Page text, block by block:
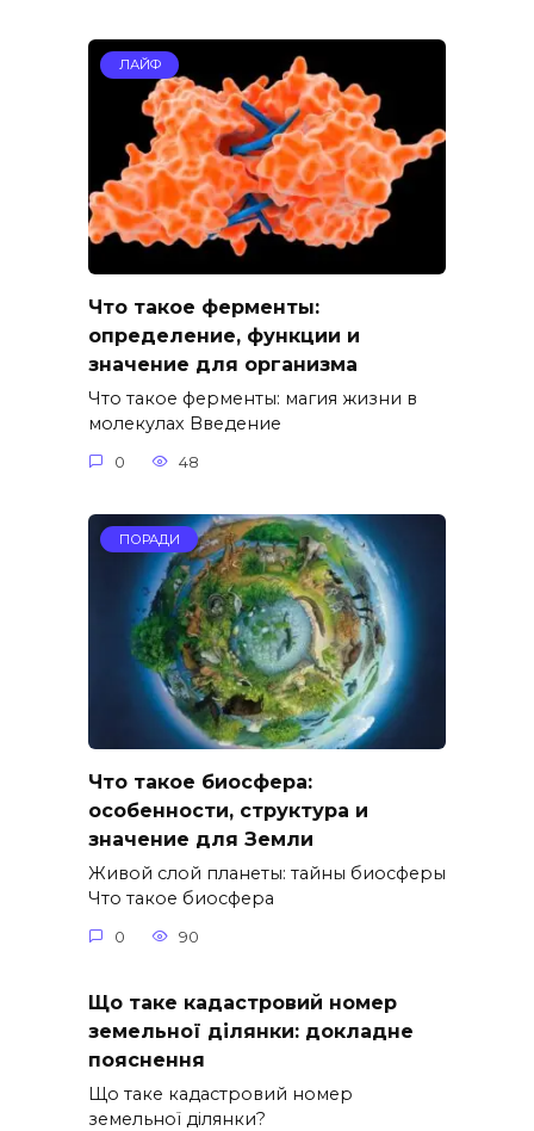
ЛАЙФ
Что такое ферменты:
определение, функции и
значение для организма
Что такое ферменты: магия жизни в
молекулах Введение
0 48
ПОРАДИ
Что такое биосфера:
особенности, структура и
значение для Земли
Живой слой планеты: тайны биосферы
Что такое биосфера
0 90
Що таке кадастровий номер
земельної ділянки: докладне
пояснення
Що таке кадастровий номер
земельної ділянки?